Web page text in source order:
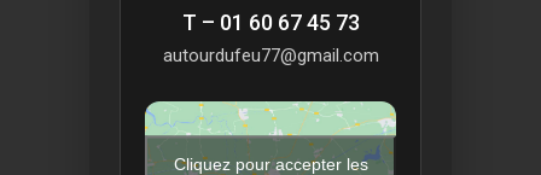
T – 01 60 67 45 73
autourdufeu77@gmail.com
Cliquez pour accepter les